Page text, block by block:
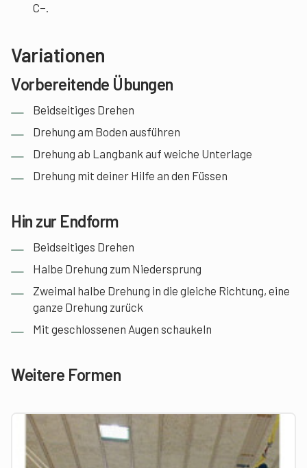
C−.
Variationen
Vorbereitende Übungen
Beidseitiges Drehen
Drehung am Boden ausführen
Drehung ab Langbank auf weiche Unterlage
Drehung mit deiner Hilfe an den Füssen
Hin zur Endform
Beidseitiges Drehen
Halbe Drehung zum Niedersprung
Zweimal halbe Drehung in die gleiche Richtung, eine
ganze Drehung zurück
Mit geschlossenen Augen schaukeln
Weitere Formen